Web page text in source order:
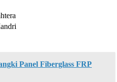
Panel Fiberglass FRP